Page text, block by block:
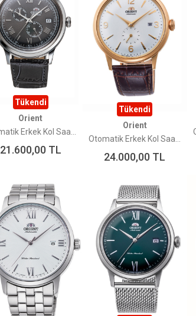
Tükendi
Orient
21.600,00TL
Tükendi
Orient
Otomatik Erkek Kol Saati RA-AP0004S30B
24.000,00 TL